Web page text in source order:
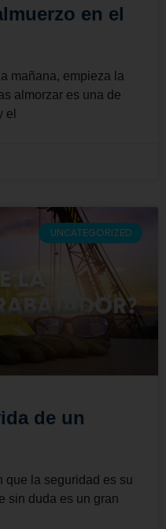
en el
mañana, empieza la
almorzar es una de
el
UNCATEGORIZED
de un
que la seguridad es su
sin duda es un gran